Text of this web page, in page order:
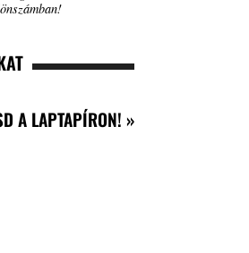
A LAPTAPÍRON! »